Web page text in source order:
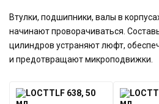
Втулки, подшипники, валы в
начинают проворачиваться.
цилиндров устраняют люфт,
и предотвращают микроподвижки.